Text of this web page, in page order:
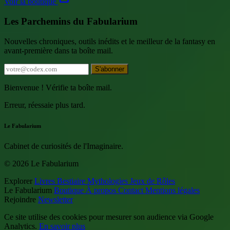
Les Parchemins du Fabularium
Nouvelles chroniques, outils inédits et le meilleur de la fantasy en
avant-première dans ta boîte mail.
S'abonner
Bienvenue ! Vérifie ta boîte mail.
Erreur, réessaie plus tard.
Le Fabularium
Cabinet de curiosités de l'Imaginaire.
© 2026 Le Fabularium
Explorer Livres Bestiaire Mythologies Jeux de Rôles
Le Fabularium Boutique À propos Contact Mentions légales
Rejoindre Newsletter
Ce site utilise des cookies pour mesurer son audience via Google
Analytics. En savoir plus